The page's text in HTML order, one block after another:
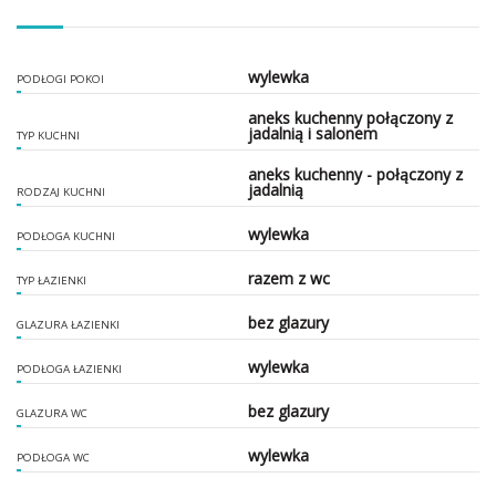
PODŁOGI POKOI wylewka
TYP KUCHNI
aneks kuchenny połączony z
jadalnią i salonem
RODZAJ KUCHNI
aneks kuchenny - połączony z
jadalnią
PODŁOGA KUCHNI wylewka
TYP ŁAZIENKI razem z wc
GLAZURA ŁAZIENKI bez glazury
PODŁOGA ŁAZIENKI wylewka
GLAZURA WC bez glazury
PODŁOGA WC wylewka